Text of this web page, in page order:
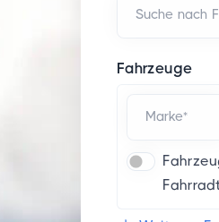
Fahrzeuge
Marke*